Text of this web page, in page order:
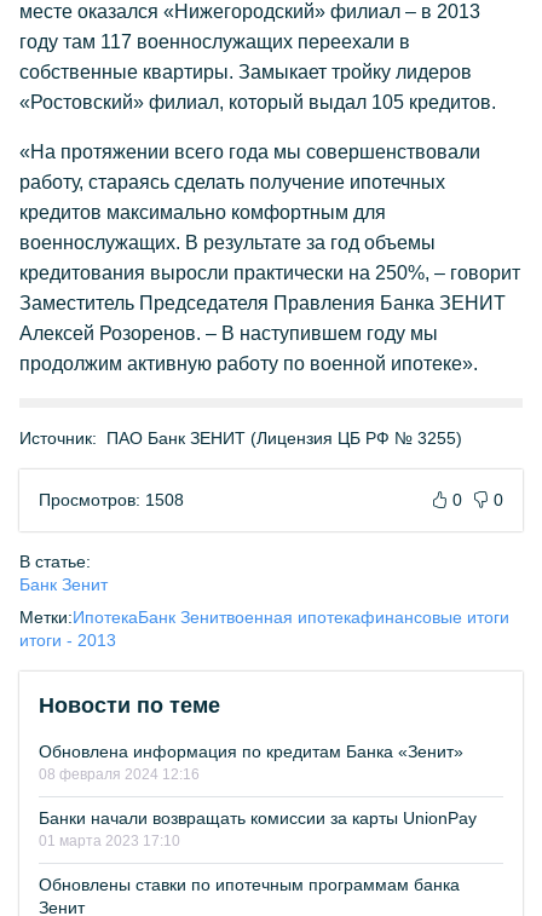
месте оказался «Нижегородский» филиал – в 2013
году там 117 военнослужащих переехали в
собственные квартиры. Замыкает тройку лидеров
«Ростовский» филиал, который выдал 105 кредитов.
«На протяжении всего года мы совершенствовали
работу, стараясь сделать получение ипотечных
кредитов максимально комфортным для
военнослужащих. В результате за год объемы
кредитования выросли практически на 250%, – говорит
Заместитель Председателя Правления Банка ЗЕНИТ
Алексей Розоренов. – В наступившем году мы
продолжим активную работу по военной ипотеке».
Источник: ПАО Банк ЗЕНИТ (Лицензия ЦБ РФ № 3255)
Просмотров: 1508 0 0
В статье:
Банк Зенит
Метки:ИпотекаБанк Зенитвоенная ипотекафинансовые итоги
итоги - 2013
Новости по теме
Обновлена информация по кредитам Банка «Зенит»
08 февраля 2024 12:16
Банки начали возвращать комиссии за карты UnionPay
01 марта 2023 17:10
Обновлены ставки по ипотечным программам банка
Зенит